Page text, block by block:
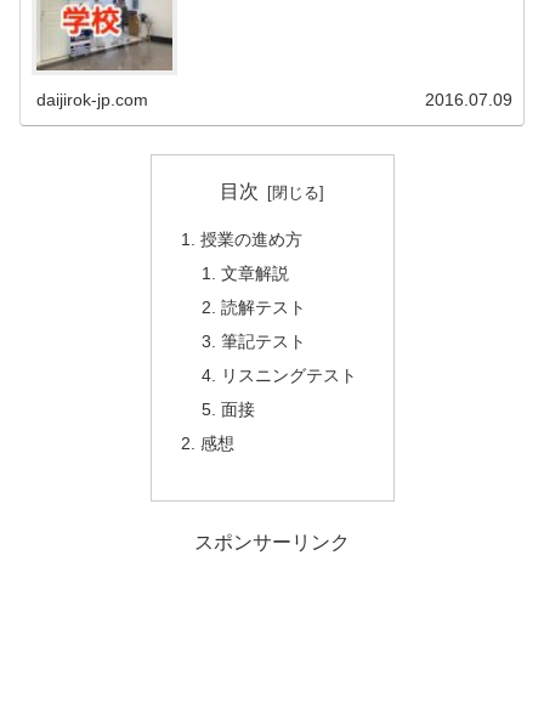
daijirok-jp.com 2016.07.09
目次
授業の進め方
文章解説
読解テスト
筆記テスト
リスニングテスト
面接
感想
スポンサーリンク